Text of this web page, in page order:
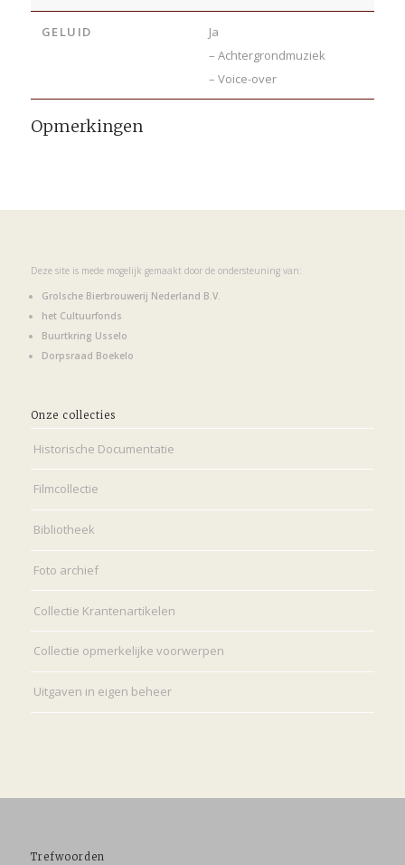
GELUID
Ja
– Achtergrondmuziek
– Voice-over
Opmerkingen
Deze site is mede mogelijk gemaakt door de ondersteuning van:
Grolsche Bierbrouwerij Nederland B.V.
het Cultuurfonds
Buurtkring Usselo
Dorpsraad Boekelo
Onze collecties
Historische Documentatie
Filmcollectie
Bibliotheek
Foto archief
Collectie Krantenartikelen
Collectie opmerkelijke voorwerpen
Uitgaven in eigen beheer
Trefwoorden